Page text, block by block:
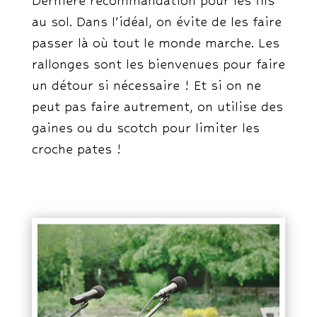
au sol. Dans l’idéal, on évite de les faire
passer là où tout le monde marche. Les
rallonges sont les bienvenues pour faire
un détour si nécessaire ! Et si on ne
peut pas faire autrement, on utilise des
gaines ou du scotch pour limiter les
croche pates !